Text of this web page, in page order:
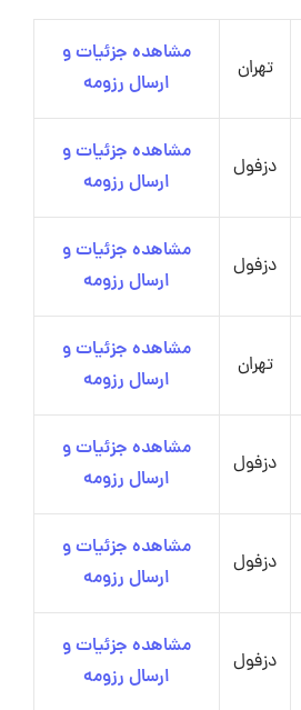
تهران
مشاهده جزئیات و
ارسال رزومه
دزفول
مشاهده جزئیات و
ارسال رزومه
دزفول
مشاهده جزئیات و
ارسال رزومه
تهران
مشاهده جزئیات و
ارسال رزومه
دزفول
مشاهده جزئیات و
ارسال رزومه
دزفول
مشاهده جزئیات و
ارسال رزومه
دزفول
مشاهده جزئیات و
ارسال رزومه